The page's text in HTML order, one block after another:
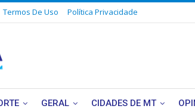
Termos De Uso Política Privacidade
GERAL CIDADES DE MT